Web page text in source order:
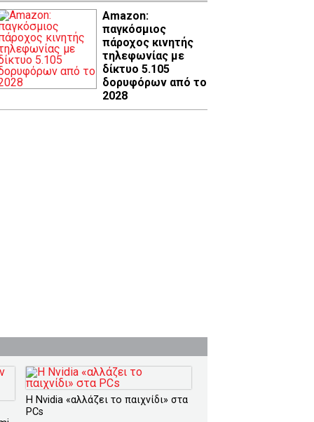
Amazon:
παγκόσμιος
πάροχος κινητής
τηλεφωνίας με
δίκτυο 5.105
δορυφόρων από το
2028
Η Nvidia «αλλάζει το παιχνίδι» στα
PCs